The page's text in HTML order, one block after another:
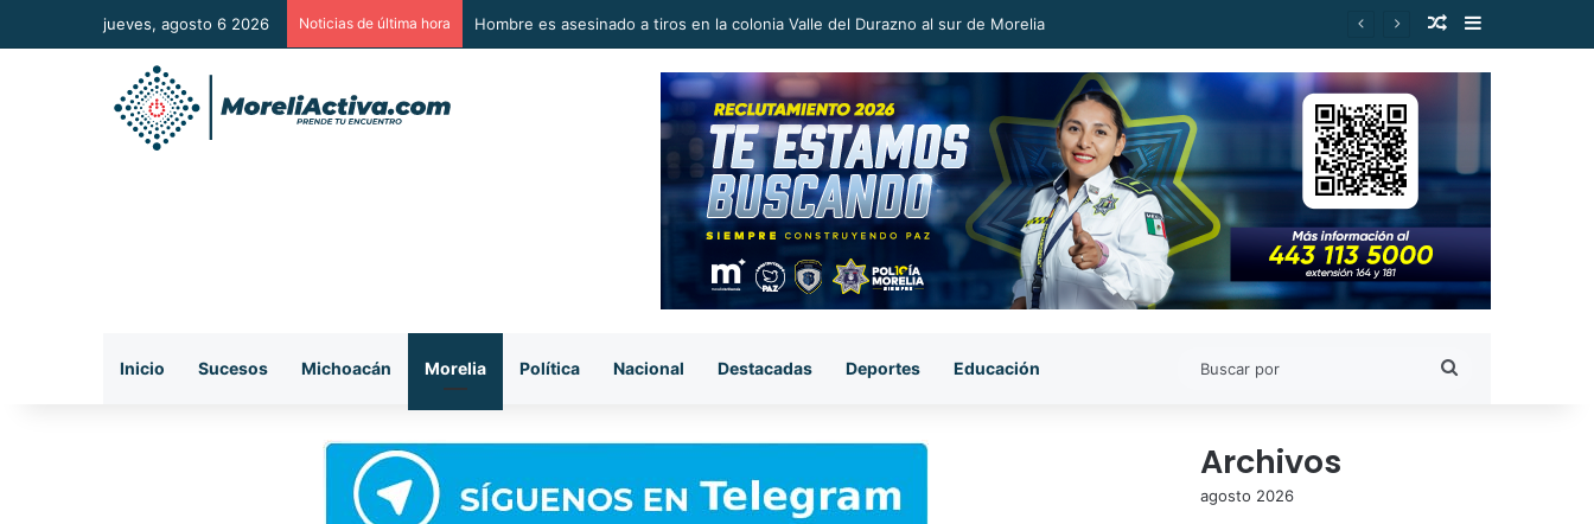
jueves, agosto 6 2026 Noticias de última hora A Sumar en la Reconstrucción del Tejido Social, Invita Rectora a Madres y Padres de Estudiantes Nicolaitas Publicación al
Barra lateral
Inicio Sucesos Michoacán Morelia Política Nacional Destacadas Deportes Educación
Archivos
agosto 2026